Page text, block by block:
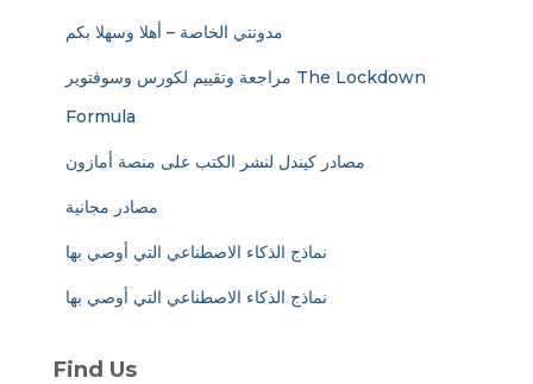
مدونتي الخاصة – أهلا وسهلا بكم
مراجعة وتقييم لكورس وسوفتوير The Lockdown
Formula
مصادر كيندل لنشر الكتب على منصة أمازون
مصادر مجانية
نماذج الذكاء الاصطناعي التي أوصي بها
نماذج الذكاء الاصطناعي التي أوصي بها
Find Us